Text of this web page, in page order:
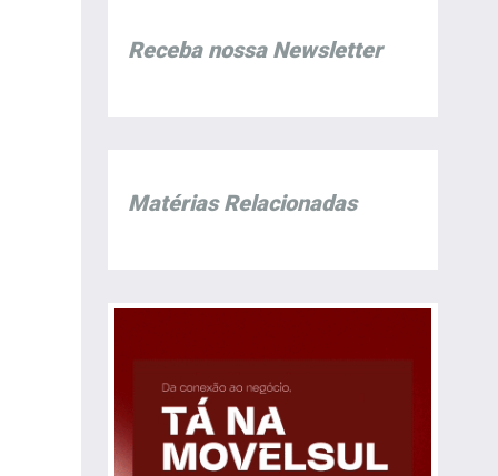
Receba nossa Newsletter
Matérias Relacionadas